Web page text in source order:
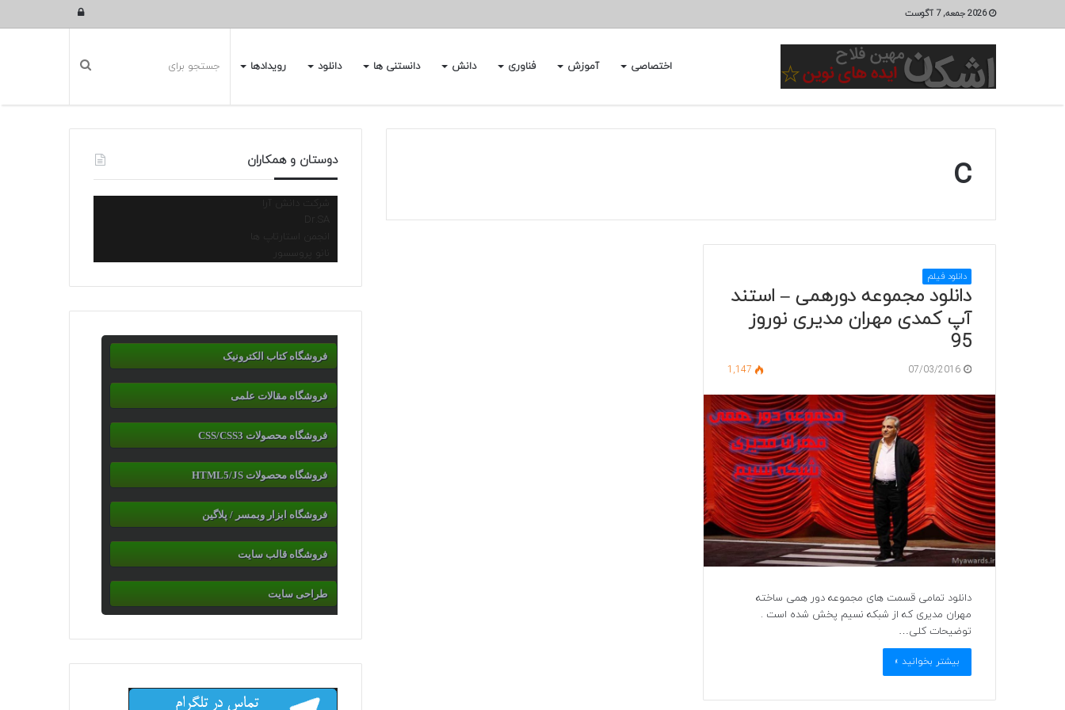
2026 جمعه, 7 آگوست ورود
اختصاصی آموزش فناوری دانش دانستنی ها دانلود رویدادها
c
دانلود فیلم
دانلود مجموعه دورهمی – استند
آپ کمدی مهران مدیری نوروز
95
07/03/2016
1,147
دانلود تمامی قسمت های مجموعه دور همی ساخته
مهران مدیری که از شبکه نسیم پخش شده است .
توضیحات کلی…
بیشتر بخوانید »
دوستان و همکاران
شرکت دانش آرا
انجمن استارتاپ ها
نانو پروسسور
فروشگاه کتاب الکترونیک
فروشگاه مقالات علمی
فروشگاه محصولات CSS/CSS3
فروشگاه محصولات HTML5/JS
فروشگاه ابزار وبمسر / پلاگین
فروشگاه قالب سایت
طراحی سایت